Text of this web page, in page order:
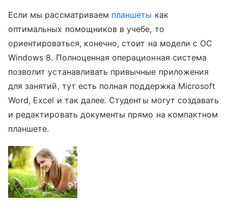
Если мы рассматриваем планшеты как
оптимальных помощников в учебе, то
ориентироваться, конечно, стоит на модели с ОС
Windows 8. Полноценная операционная система
позволит устанавливать привычные приложения
для занятий, тут есть полная поддержка Microsoft
Word, Excel и так далее. Студенты могут создавать
и редактировать документы прямо на компактном
планшете.